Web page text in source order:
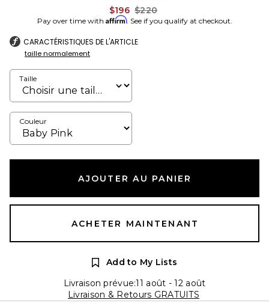
$196 Previous price:
$220
Pay over time with Affirm. See if you qualify at checkout.
CARACTÉRISTIQUES DE L'ARTICLE
taille normalement
Taille
Couleur
AJOUTER AU PANIER
ACHETER MAINTENANT
Add to My Lists
Livraison prévue:11 août - 12 août
Livraison & Retours GRATUITS